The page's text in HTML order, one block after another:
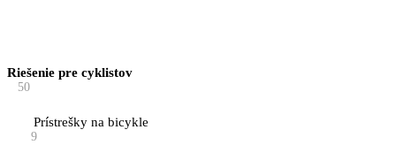
Riešenie pre cyklistov
50
Prístrešky na bicykle
9